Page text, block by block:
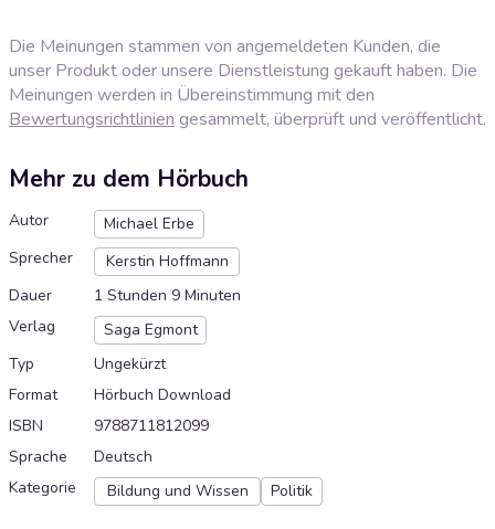
Die Meinungen stammen von angemeldeten Kunden, die
unser Produkt oder unsere Dienstleistung gekauft haben. Die
Meinungen werden in Übereinstimmung mit den
Bewertungsrichtlinien gesammelt, überprüft und veröffentlicht.
Mehr zu dem Hörbuch
Autor
Michael Erbe
Sprecher
Kerstin Hoffmann
Dauer
1 Stunden 9 Minuten
Verlag
Saga Egmont
Typ
Ungekürzt
Format
Hörbuch Download
ISBN
9788711812099
Sprache
Deutsch
Kategorie
Bildung und Wissen Politik